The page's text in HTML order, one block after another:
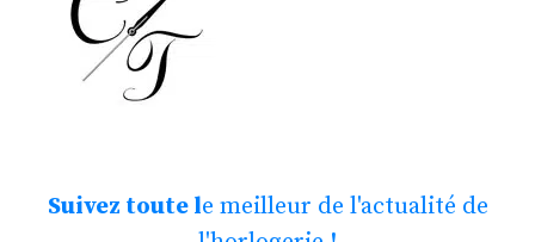
Suivez toute le meilleur de l'actualité de